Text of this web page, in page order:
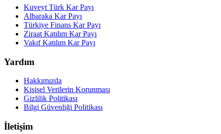
Kuveyt Türk Kar Payı
Albaraka Kar Payı
Türkiye Finans Kar Payı
Ziraat Katılım Kar Payı
Vakıf Katılım Kar Payı
Yardım
Hakkımızda
Kişisel Verilerin Korunması
Gizlilik Politikası
Bilgi Güvenliği Politikası
İletişim